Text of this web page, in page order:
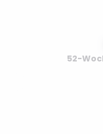
52-